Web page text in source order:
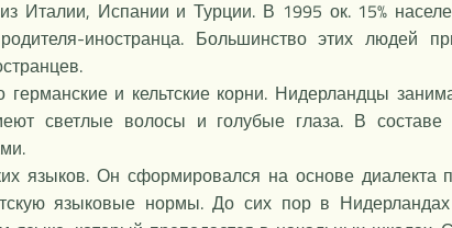
Италии, Испании и Турции. В 1995 ок. 15%
иностранца. Большинство этих людей
и кельтские корни. Нидерландцы
светлые волосы и голубые глаза. В
языков. Он сформировался на основе диалекта
языковые нормы. До сих пор в